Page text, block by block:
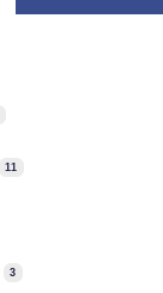
11
3